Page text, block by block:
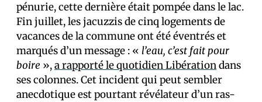
pénurie, cette dernière était pompée dans le lac.
Fin juillet, les jacuzzis de cinq logements de
vacances de la commune ont été éventrés et
marqués d’un message : « l’eau, c’est fait pour
boire »,a rapporté le quotidien Libérationdans
ses colonnes. Cet incident qui peut sembler
anecdotique est pourtant révélateur d’un ras-